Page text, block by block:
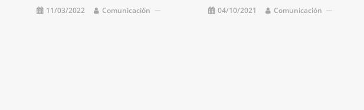
11/03/2022 Comunicación 04/10/2021 Comunicación